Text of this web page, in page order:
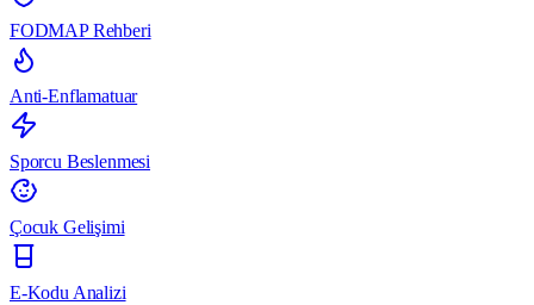
FODMAP Rehberi
Anti-Enflamatuar
Sporcu Beslenmesi
Çocuk Gelişimi
E-Kodu Analizi